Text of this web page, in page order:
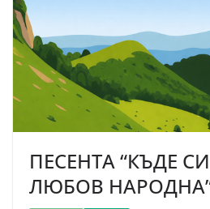
ПЕСЕНТА “КЪДЕ
ЛЮБОВ